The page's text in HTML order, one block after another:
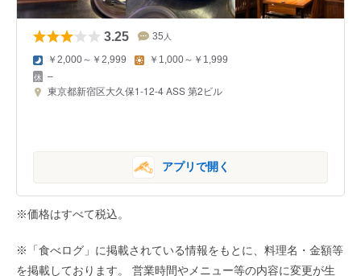
3.25 35 人
￥2,000～￥2,999 ￥1,000～￥1,999
–
東京都新宿区大久保1-12-4 ASS 第2ビル
アプリで開く
※価格はすべて税込。
※「食べログ」に掲載されている情報をもとに、料理名・金額等
を掲載しております。 営業時間やメニュー等の内容に変更が生